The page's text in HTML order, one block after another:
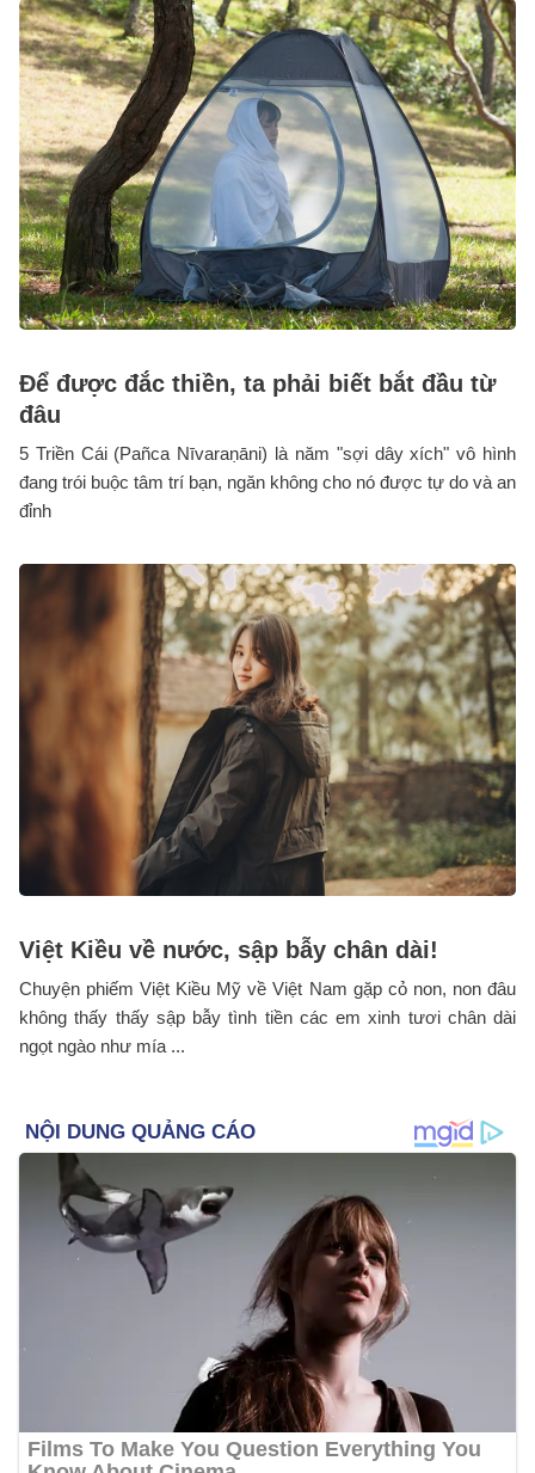
Để được đắc thiền, ta phải biết bắt đầu từ
đâu
5 Triền Cái (Pañca Nīvaraṇāni) là năm "sợi dây xích" vô hình
đang trói buộc tâm trí bạn, ngăn không cho nó được tự do và an
đỉnh
Việt Kiều về nước, sập bẫy chân dài!
Chuyện phiếm Việt Kiều Mỹ về Việt Nam gặp cỏ non, non đâu
không thấy thấy sập bẫy tình tiền các em xinh tươi chân dài
ngọt ngào như mía ...